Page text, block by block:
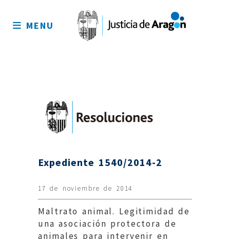
sitio
MENU
Expediente 1540/2014-2
17 de noviembre de 2014
Maltrato animal. Legitimidad de
una asociación protectora de
animales para intervenir en